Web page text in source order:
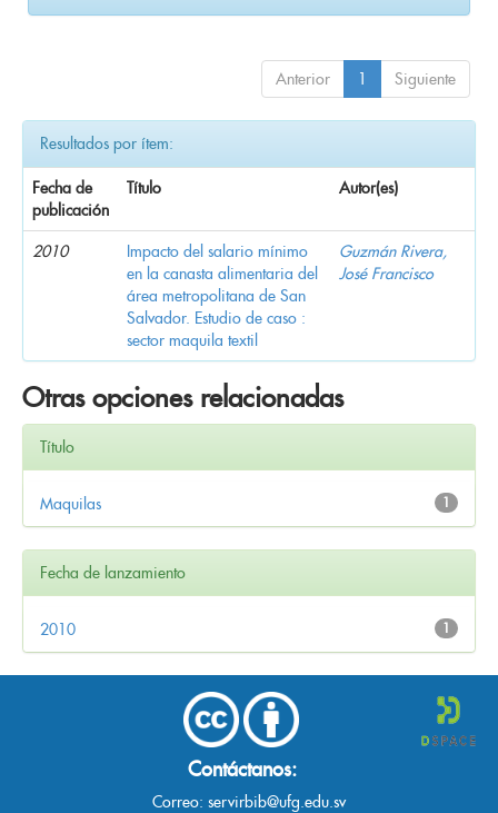
Anterior 1 Siguiente
Resultados por ítem:
Fecha de
publicación
Título Autor(es)
2010
Impacto del salario mínimo
en la canasta alimentaria del
área metropolitana de San
Salvador. Estudio de caso :
sector maquila textil
Guzmán Rivera,
José Francisco
Otras opciones relacionadas
Título
1
Maquilas
Fecha de lanzamiento
1
2010
Contáctanos:
Correo: servirbib@ufg.edu.sv